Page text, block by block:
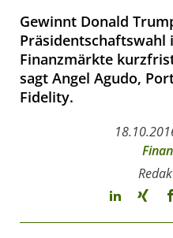
Gewinnt Donald
Präsidentschaftswahl
Finanzmärkte
sagt Angel Agudo,
Fidelity.